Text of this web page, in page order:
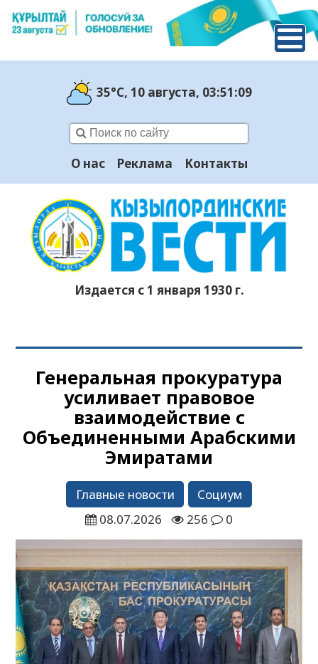
35°C, 10 августа, 03:51:10
О нас Реклама Контакты
Издается с 1 января 1930 г.
Генеральная прокуратура
усиливает правовое
взаимодействие с
Объединенными Арабскими
Эмиратами
Главные новости
Социум
08.07.2026
256 0